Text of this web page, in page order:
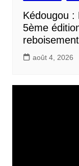
Kédougou :
5ème
reboisement
août 4, 2026